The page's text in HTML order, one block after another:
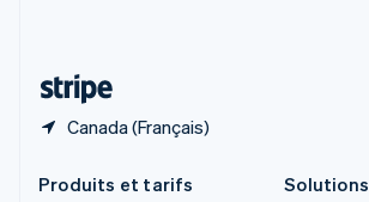
Canada (Français)
Produits et tarifs
Solutions